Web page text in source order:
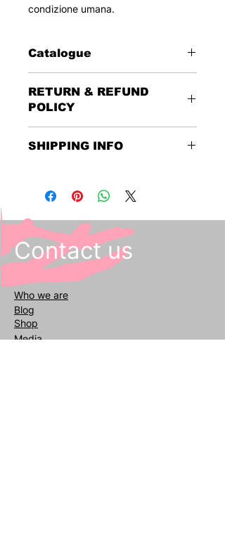
condizione umana.
Catalogue
Pittura - Olio su tela, acrilico su
cartone e Nastro ritrovato
71 x 81
RETURN & REFUND
POLICY
returns or refunds.
SHIPPING INFO
Contact us
Who we are
Blog
Shop
Media